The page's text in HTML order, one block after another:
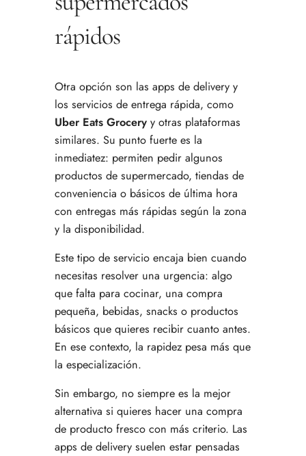
rápidos
Otra opción son las apps de delivery y
los servicios de entrega rápida, como
Uber Eats Grocery y otras plataformas
similares. Su punto fuerte es la
inmediatez: permiten pedir algunos
productos de supermercado, tiendas de
conveniencia o básicos de última hora
con entregas más rápidas según la zona
y la disponibilidad.
Este tipo de servicio encaja bien cuando
necesitas resolver una urgencia: algo
que falta para cocinar, una compra
pequeña, bebidas, snacks o productos
básicos que quieres recibir cuanto antes.
En ese contexto, la rapidez pesa más que
la especialización.
Sin embargo, no siempre es la mejor
alternativa si quieres hacer una compra
de producto fresco con más criterio. Las
apps de delivery suelen estar pensadas